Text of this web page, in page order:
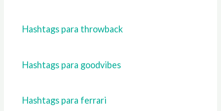
Hashtags para throwback
Hashtags para goodvibes
Hashtags para ferrari